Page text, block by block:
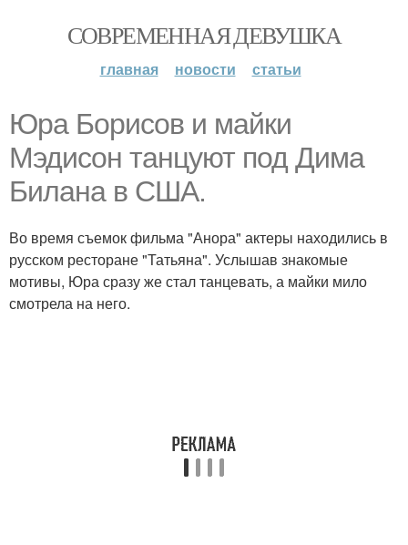
СОВРЕМЕННАЯ ДЕВУШКА
главная новости статьи
Юра Борисов и майки
Мэдисон танцуют под Дима
Билана в США.
Во время съемок фильма "Анора" актеры находились в
русском ресторане "Татьяна". Услышав знакомые
мотивы, Юра сразу же стал танцевать, а майки мило
смотрела на него.